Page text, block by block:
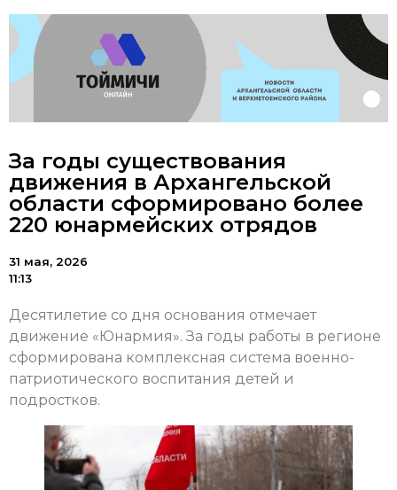
За годы существования
движения в Архангельской
области сформировано более
220 юнармейских отрядов
31 мая, 2026
11:13
Десятилетие со дня основания отмечает
движение «Юнармия». За годы работы в регионе
сформирована комплексная система военно-
патриотического воспитания детей и
подростков.